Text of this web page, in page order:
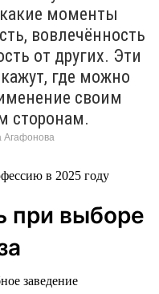
моменты
вовлечённость
от других. Эти
где можно
своим
сторонам.
Агафонова
при выборе
заведение